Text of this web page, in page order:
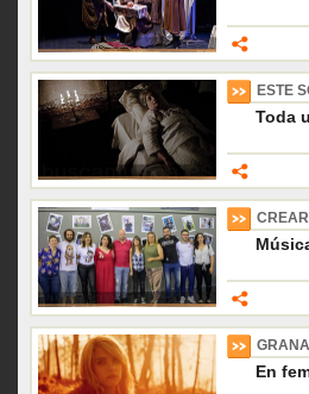
ESTE
Toda
En